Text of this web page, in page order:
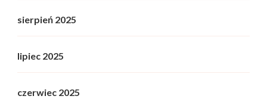
sierpień 2025
lipiec 2025
czerwiec 2025